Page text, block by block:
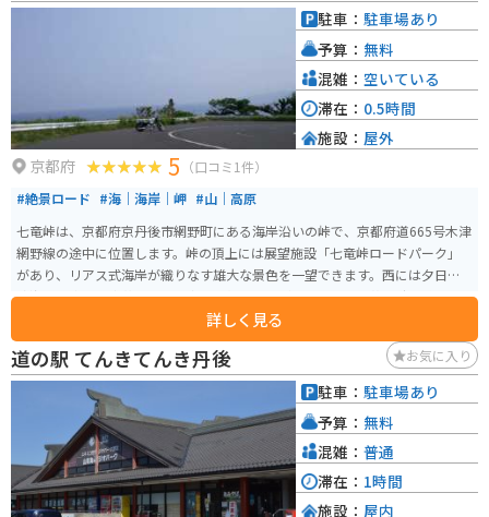
されているので、休憩場所としても最適です。 地元の名産品としては、丹後
の海の幸を使った干物や海産物の加工品、京丹後産の米を使った日本酒など
京都府 5 （口コミ1件）
#絶景ロード #海｜海岸｜岬 #山｜高原
七竜峠は、京都府京丹後市網野町にある海岸沿いの峠で、京都府道665号木津
網野線の途中に位置します。峠の頂上には展望施設「七竜峠ロードパーク」
があり、リアス式海岸が織りなす雄大な景色を一望できます。西には夕日ヶ
浦海岸、東には浅茂川や間人方面を望むことができ、特に夕暮れ時の眺めは
てドライブやツーリングに最適。バイクで訪れる際は、展望所で停車して瀬
戸内の風を感じながら休憩するのもおすすめです。駐車スペースは限られて
いますが、海と空が刻々と変化する景観を堪能できる絶景スポットです。
詳しく見る
駐車： 駐車場あり
予算： 無料
混雑： 空いている
滞在： 0.5時間
施設： 屋外
道の駅 てんきてんき丹後 お気に入り
駐車： 駐車場あり
予算： 無料
混雑： 普通
滞在： 1時間
施設： 屋内